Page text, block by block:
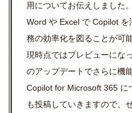
用についてお伝えしました。
Word や Excel で Copilot
務の効率化を図ることが可能
現時点ではプレビューにな
のアップデートでさらに機
Copilot for Microsoft 365 に
も投稿していきますので、